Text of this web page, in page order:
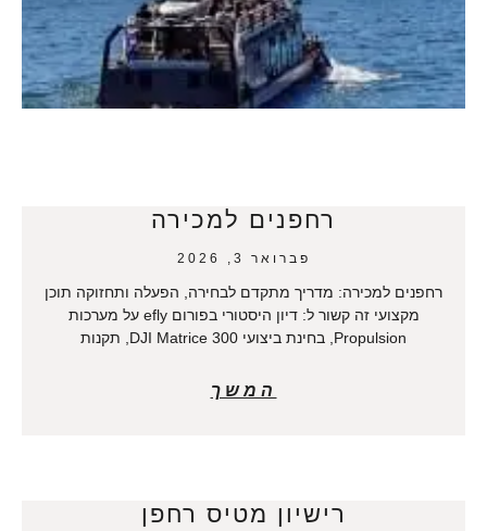
רחפנים למכירה
פברואר 3, 2026
רחפנים למכירה: מדריך מתקדם לבחירה, הפעלה ותחזוקה תוכן
מקצועי זה קשור ל: דיון היסטורי בפורום efly על מערכות
Propulsion, בחינת ביצועי DJI Matrice 300, תקנות
המשך
רישיון מטיס רחפן